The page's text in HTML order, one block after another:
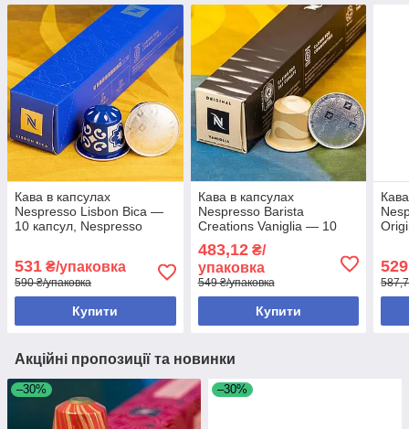
Кава в капсулах
Nespresso Lisbon Bica —
10 капсул, Nespresso
531 ₴/упаковка
590 ₴/упаковка
Купити
Кава в капсулах
Nespresso Barista
Creations Vaniglia — 10
483,12₴/
упаковка
549 ₴/упаковка
Купити
529
Акційні пропозиції та новинки
–30% –30%